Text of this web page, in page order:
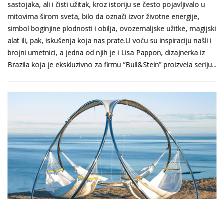
sastojaka, ali i čisti užitak, kroz istoriju se često pojavljivalo u
mitovima širom sveta, bilo da označi izvor životne energije,
simbol boginjine plodnosti i obilja, ovozemaljske užitke, magijski
alat ili, pak, iskušenja koja nas prate.U voću su inspiraciju našli i
brojni umetnici, a jedna od njih je i Lisa Pappon, dizajnerka iz
Brazila koja je ekskluzivno za firmu “Bull&Stein” proizvela seriju...